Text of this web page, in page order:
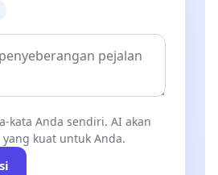
kata Anda sendiri. AI akan
kuat untuk Anda.